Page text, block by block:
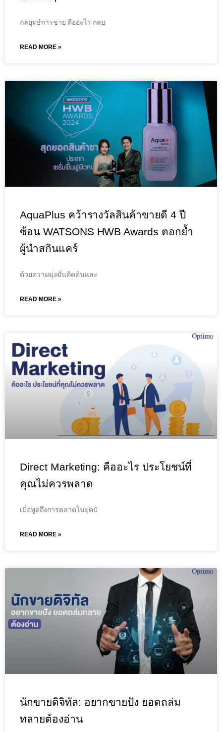
กลยุทธ์การขาย คืออะไร กลย
READ MORE »
AquaPlus คว้ารางวัลสินค้าขายดี 4 ปี
ซ้อน WATSONS HWB Awards ตอกย้ำ
ผู้นำสกินแคร์
ด้วยความมุ่งมั่นคิดค้นและ
READ MORE »
Direct Marketing: คืออะไร ประโยชน์ที่
คุณไม่ควรพลาด
เมื่อพูดถึงการตลาดในยุคปั
READ MORE »
นักขายดิจิทัล: อยากขายปัง ยอดถล่ม
ทลายต้องอ่าน